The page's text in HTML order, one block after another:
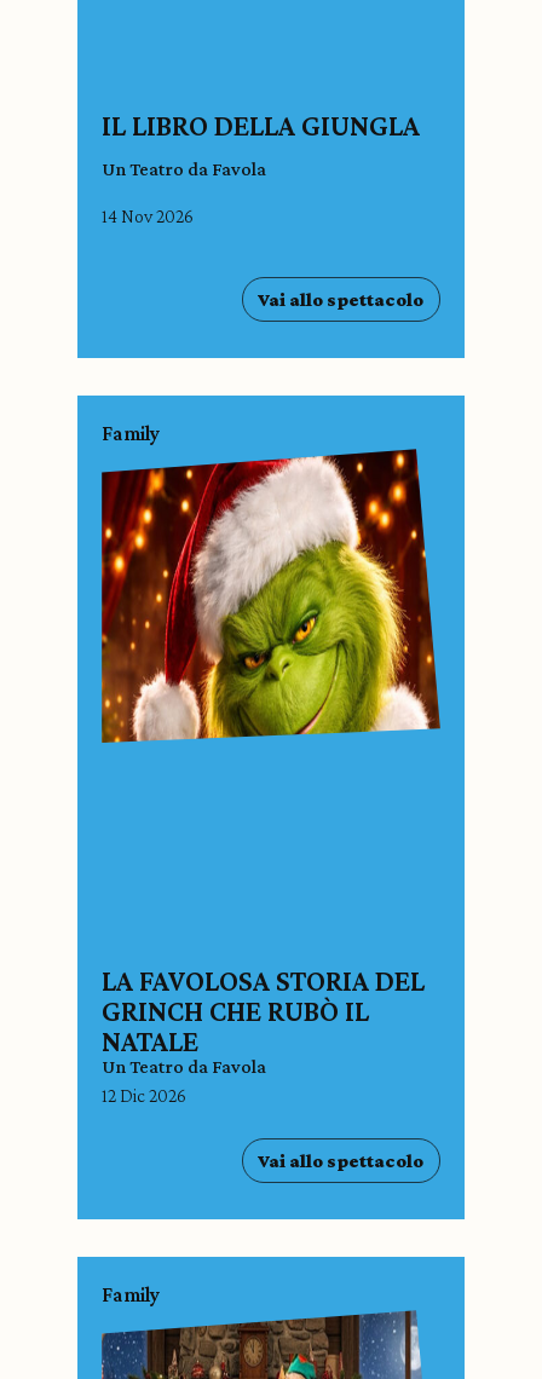
IL LIBRO DELLA GIUNGLA
Un Teatro da Favola
14 Nov 2026
Vai allo spettacolo
Family
LA FAVOLOSA STORIA DEL
GRINCH CHE RUBÒ IL
NATALE
Un Teatro da Favola
12 Dic 2026
Vai allo spettacolo
Family